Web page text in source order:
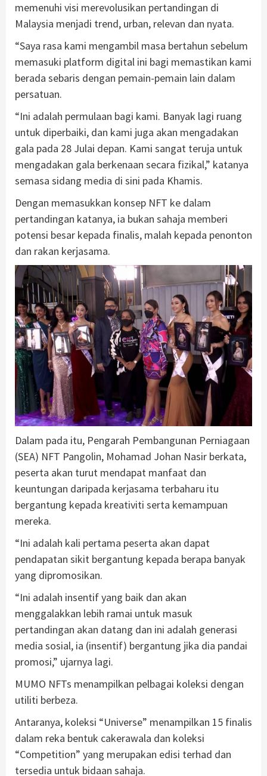
memenuhi visi merevolusikan pertandingan di
Malaysia menjadi trend, urban, relevan dan nyata.
“Saya rasa kami mengambil masa bertahun sebelum
memasuki platform digital ini bagi memastikan kami
berada sebaris dengan pemain-pemain lain dalam
persatuan.
“Ini adalah permulaan bagi kami. Banyak lagi ruang
untuk diperbaiki, dan kami juga akan mengadakan
gala pada 28 Julai depan. Kami sangat teruja untuk
mengadakan gala berkenaan secara fizikal,” katanya
semasa sidang media di sini pada Khamis.
Dengan memasukkan konsep NFT ke dalam
pertandingan katanya, ia bukan sahaja memberi
potensi besar kepada finalis, malah kepada penonton
dan rakan kerjasama.
Dalam pada itu, Pengarah Pembangunan Perniagaan
(SEA) NFT Pangolin, Mohamad Johan Nasir berkata,
peserta akan turut mendapat manfaat dan
keuntungan daripada kerjasama terbaharu itu
bergantung kepada kreativiti serta kemampuan
mereka.
“Ini adalah kali pertama peserta akan dapat
pendapatan sikit bergantung kepada berapa banyak
yang dipromosikan.
“Ini adalah insentif yang baik dan akan
menggalakkan lebih ramai untuk masuk
pertandingan akan datang dan ini adalah generasi
media sosial, ia (insentif) bergantung jika dia pandai
promosi,” ujarnya lagi.
MUMO NFTs menampilkan pelbagai koleksi dengan
utiliti berbeza.
Antaranya, koleksi “Universe” menampilkan 15 finalis
dalam reka bentuk cakerawala dan koleksi
“Competition” yang merupakan edisi terhad dan
tersedia untuk bidaan sahaja.